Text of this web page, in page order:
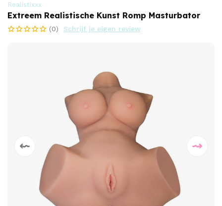
Realistixxx
Extreem Realistische Kunst Romp Masturbator
(0) Schrijf je eigen review